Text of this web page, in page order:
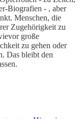
Biografien - , aber
Menschen, die
Zugehörigkeit zu
große
zu gehen oder
Das bleibt den